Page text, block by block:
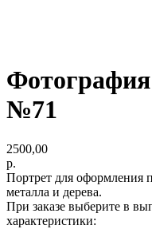
№71
2500,00
р.
Портрет для оформления
металла и дерева.
При заказе выберите в
характеристики: